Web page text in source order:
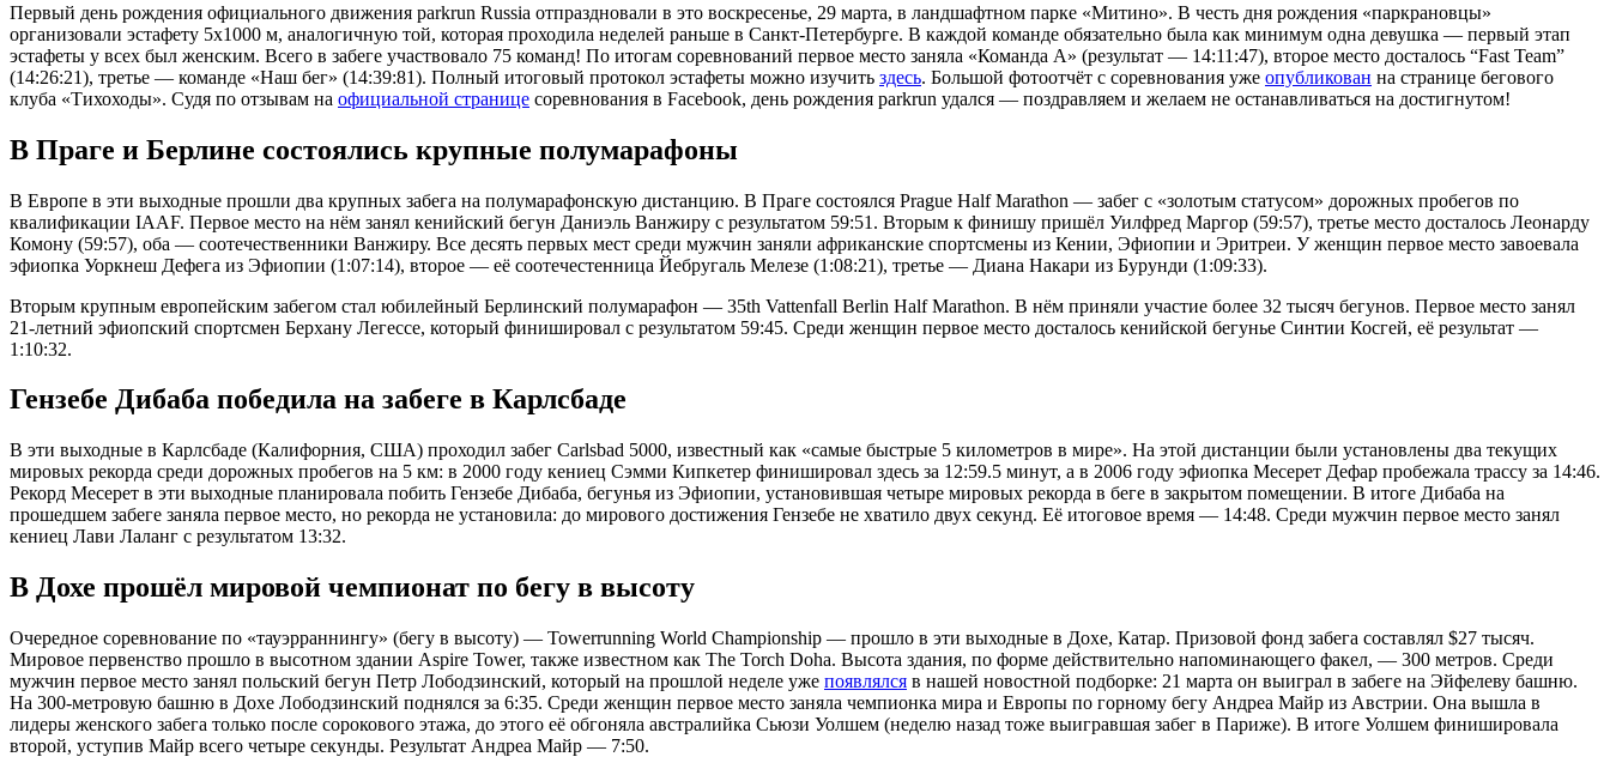
Первый день рождения официального движения parkrun Russia отпраздновали в это воскресенье, 29 марта, в ландшафтном парке «Митино». В честь дня рождения «паркрановцы»
организовали эстафету 5x1000 м, аналогичную той, которая проходила неделей раньше в Санкт-Петербурге. В каждой команде обязательно была как минимум одна девушка — первый этап
эстафеты у всех был женским. Всего в забеге участвовало 75 команд! По итогам соревнований первое место заняла «Команда А» (результат — 14:11:47), второе место досталось “Fast Team”
(14:26:21), третье — команде «Наш бег» (14:39:81). Полный итоговый протокол эстафеты можно изучить здесь. Большой фотоотчёт с соревнования уже опубликован на странице бегового
клуба «Тихоходы». Судя по отзывам на официальной странице соревнования в Facebook, день рождения parkrun удался — поздравляем и желаем не останавливаться на достигнутом!
В Праге и Берлине состоялись крупные полумарафоны
В Европе в эти выходные прошли два крупных забега на полумарафонскую дистанцию. В Праге состоялся Prague Half Marathon — забег с «золотым статусом» дорожных пробегов по
квалификации IAAF. Первое место на нём занял кенийский бегун Даниэль Ванжиру с результатом 59:51. Вторым к финишу пришёл Уилфред Маргор (59:57), третье место досталось Леонарду
Комону (59:57), оба — соотечественники Ванжиру. Все десять первых мест среди мужчин заняли африканские спортсмены из Кении, Эфиопии и Эритреи. У женщин первое место завоевала
эфиопка Уоркнеш Дефега из Эфиопии (1:07:14), второе — её соотечестенница Йебругаль Мелезе (1:08:21), третье — Диана Накари из Бурунди (1:09:33).
Вторым крупным европейским забегом стал юбилейный Берлинский полумарафон — 35th Vattenfall Berlin Half Marathon. В нём приняли участие более 32 тысяч бегунов. Первое место занял
21-летний эфиопский спортсмен Берхану Легессе, который финишировал с результатом 59:45. Среди женщин первое место досталось кенийской бегунье Синтии Косгей, её результат —
1:10:32.
Гензебе Дибаба победила на забеге в Карлсбаде
В эти выходные в Карлсбаде (Калифорния, США) проходил забег Carlsbad 5000, известный как «самые быстрые 5 километров в мире». На этой дистанции были установлены два текущих
мировых рекорда среди дорожных пробегов на 5 км: в 2000 году кениец Сэмми Кипкетер финишировал здесь за 12:59.5 минут, а в 2006 году эфиопка Месерет Дефар пробежала трассу за 14:46.
Рекорд Месерет в эти выходные планировала побить Гензебе Дибаба, бегунья из Эфиопии, установившая четыре мировых рекорда в беге в закрытом помещении. В итоге Дибаба на
прошедшем забеге заняла первое место, но рекорда не установила: до мирового достижения Гензебе не хватило двух секунд. Её итоговое время — 14:48. Среди мужчин первое место занял
кениец Лави Лаланг с результатом 13:32.
В Дохе прошёл мировой чемпионат по бегу в высоту
Очередное соревнование по «тауэрраннингу» (бегу в высоту) — Towerrunning World Championship — прошло в эти выходные в Дохе, Катар. Призовой фонд забега составлял $27 тысяч.
Мировое первенство прошло в высотном здании Aspire Tower, также известном как The Torch Doha. Высота здания, по форме действительно напоминающего факел, — 300 метров. Среди
мужчин первое место занял польский бегун Петр Лободзинский, который на прошлой неделе уже появлялся в нашей новостной подборке: 21 марта он выиграл в забеге на Эйфелеву башню.
На 300-метровую башню в Дохе Лободзинский поднялся за 6:35. Среди женщин первое место заняла чемпионка мира и Европы по горному бегу Андреа Майр из Австрии. Она вышла в
лидеры женского забега только после сорокового этажа, до этого её обгоняла австралийка Сьюзи Уолшем (неделю назад тоже выигравшая забег в Париже). В итоге Уолшем финишировала
второй, уступив Майр всего четыре секунды. Результат Андреа Майр — 7:50.